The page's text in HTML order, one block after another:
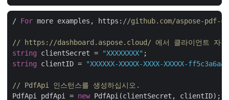
/ For more examples, https: //github.com/aspose-pdf-
// https://dashboard.aspose.cloud/ 에서 클라이언트 자격
string clientSecret = "XXXXXXXX"
string clientID = "XXXXXX-XXXXX-XXXX-XXXXX-
// PdfApi 인스턴스를 생성하십시오.
PdfApi pdfApi = new PdfApi(clientSecret, clientID);